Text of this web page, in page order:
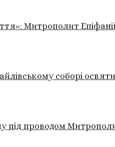
Митрополит
соборі
під проводом